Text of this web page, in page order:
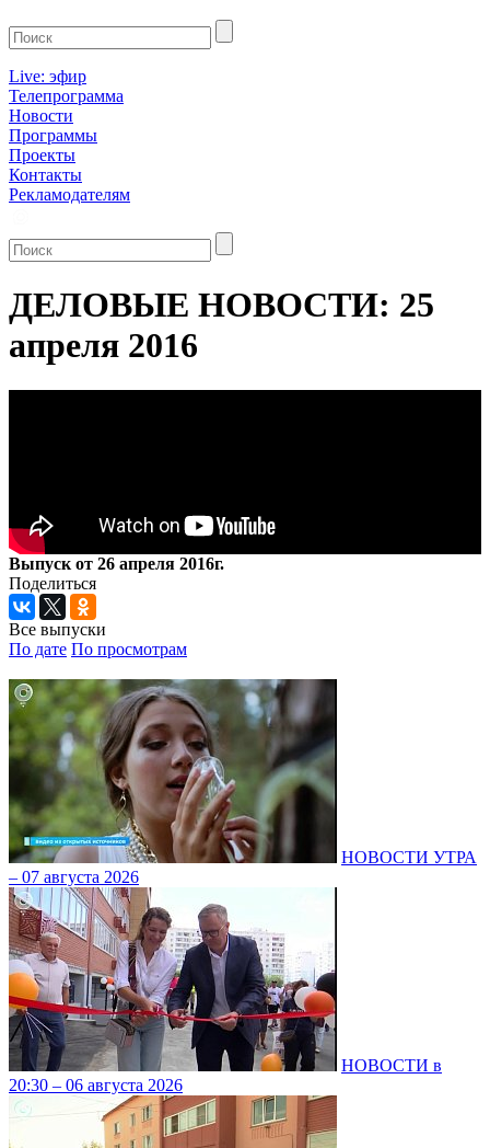
Live: эфир
Телепрограмма
Новости
Программы
Проекты
Контакты
Рекламодателям
ДЕЛОВЫЕ НОВОСТИ: 25
апреля 2016
Выпуск от 26 апреля 2016г.
Поделиться
Все выпуски
По дате По просмотрам
НОВОСТИ УТРА
– 07 августа 2026
НОВОСТИ в
20:30 – 06 августа 2026